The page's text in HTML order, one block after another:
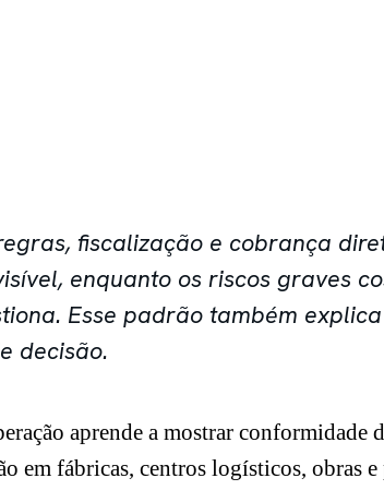
fiscalização e cobrança
enquanto os riscos graves
Esse padrão também
decisão.
aprende a mostrar
em fábricas, centros logísticos, obras e